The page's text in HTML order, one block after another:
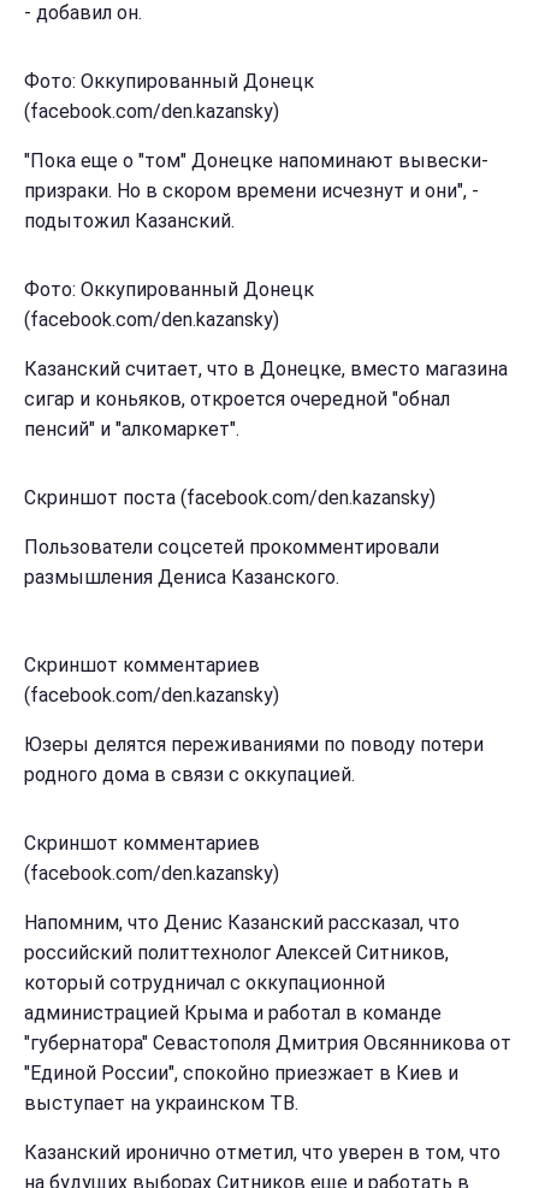
- добавил он.
Фото: Оккупированный Донецк
(facebook.com/den.kazansky)
"Пока еще о "том" Донецке напоминают вывески-
призраки. Но в скором времени исчезнут и они", -
подытожил Казанский.
Фото: Оккупированный Донецк
(facebook.com/den.kazansky)
Казанский считает, что в Донецке, вместо магазина
сигар и коньяков, откроется очередной "обнал
пенсий" и "алкомаркет".
Скриншот поста (facebook.com/den.kazansky)
Пользователи соцсетей прокомментировали
размышления Дениса Казанского.
Скриншот комментариев
(facebook.com/den.kazansky)
Юзеры делятся переживаниями по поводу потери
родного дома в связи с оккупацией.
Скриншот комментариев
(facebook.com/den.kazansky)
Напомним, что Денис Казанский рассказал, что
российский политтехнолог Алексей Ситников,
который сотрудничал с оккупационной
администрацией Крыма и работал в команде
"губернатора" Севастополя Дмитрия Овсянникова от
"Единой России", спокойно приезжает в Киев и
выступает на украинском ТВ.
Казанский иронично отметил, что уверен в том, что
на будущих выборах Ситников еще и работать в